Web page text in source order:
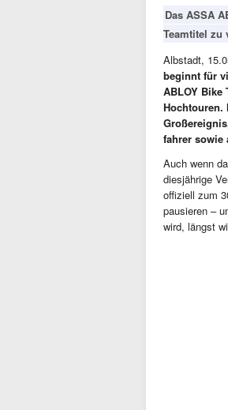
Das ASSA
Teamtitel zu
Albstadt,
beginnt für
ABLOY Bike
Hochtouren.
fahrer
Auch wenn
diesjährige
offiziell zum
pausieren –
wird, längst